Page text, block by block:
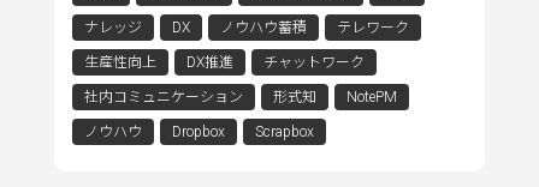
ナレッジ DX ノウハウ蓄積 テレワーク
生産性向上 DX推進 チャットワーク
社内コミュニケーション 形式知 NotePM
ノウハウ Dropbox Scrapbox